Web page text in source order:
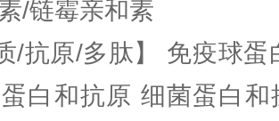
/链霉亲和素
/抗原/多肽】 免疫球
白和抗原 细菌蛋白